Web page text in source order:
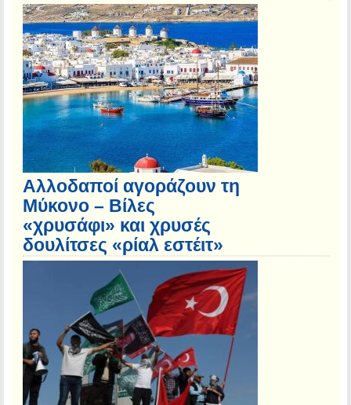
Αλλοδαποί αγοράζουν τη
Μύκονο – Βίλες
«χρυσάφι» και χρυσές
δουλίτσες «ρίαλ εστέιτ»